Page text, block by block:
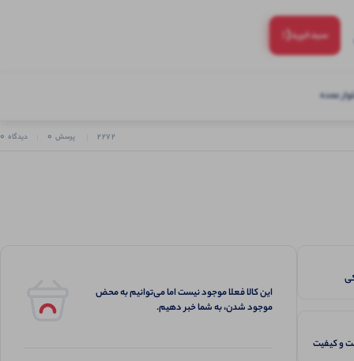
سبد‌خرید(:
عمده
2272 پرسش 0 دیدگاه 0
و کیفیت
این کالا فعلا موجود نیست اما می‌توانیم به محض
موجود شدن، به شما خبر دهیم.